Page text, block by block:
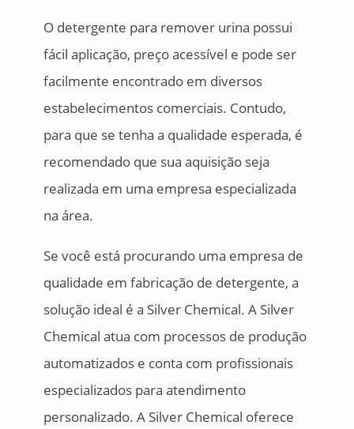
O detergente para remover urina possui
fácil aplicação, preço acessível e pode ser
facilmente encontrado em diversos
estabelecimentos comerciais. Contudo,
para que se tenha a qualidade esperada, é
recomendado que sua aquisição seja
realizada em uma empresa especializada
na área.
Se você está procurando uma empresa de
qualidade em fabricação de detergente, a
solução ideal é a Silver Chemical. A Silver
Chemical atua com processos de produção
automatizados e conta com profissionais
especializados para atendimento
personalizado. A Silver Chemical oferece